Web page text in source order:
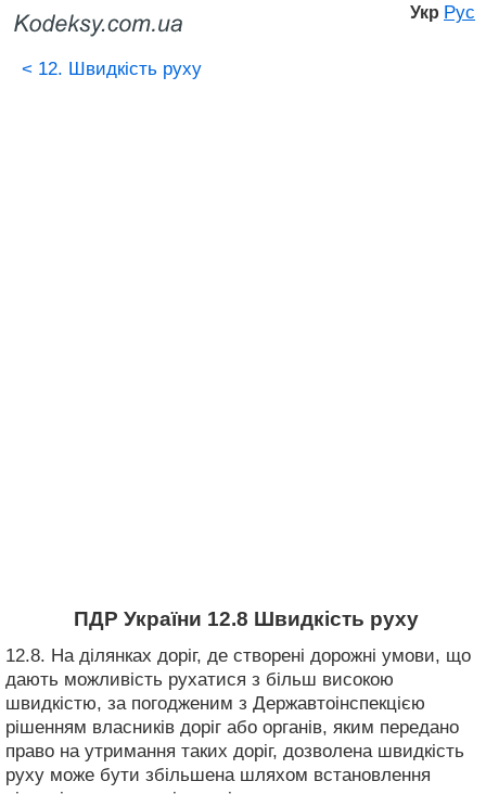
Укр Рус
< 12. Швидкість руху
ПДР України 12.8 Швидкість руху
12.8. На ділянках доріг, де створені дорожні умови, що
дають можливість рухатися з більш високою
швидкістю, за погодженим з Державтоінспекцією
рішенням власників доріг або органів, яким передано
право на утримання таких доріг, дозволена швидкість
руху може бути збільшена шляхом встановлення